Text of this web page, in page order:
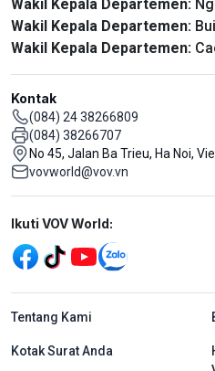
Wakil Kepala Departemen:
Wakil Kepala Departemen:
Wakil Kepala Departemen:
Kontak
(084) 24 38266809
(084) 38266707
No 45, Jalan Ba Trieu, Ha Noi,
vovworld@vov.vn
Mạng xã hội
Ikuti VOV World:
menu footer tiếng
Tentang Kami
Kotak Surat Anda